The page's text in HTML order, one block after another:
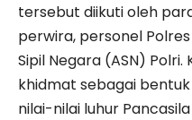
tersebut diikuti oleh
perwira, personel
Sipil Negara (ASN)
khidmat sebagai
nilai-nilai luhur